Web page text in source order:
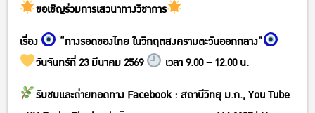
ขอเชิญร่วมการเสวนาทางวิชาการ
เรื่อง
“ทางรอดของไทย ในวิกฤตสงครามตะวันออกกลาง”
วันจันทร์ที่ 23 มีนาคม 2569
เวลา 9.00 – 12.00 น.
รับชมและถ่ายทอดทาง Facebook : สถานีวิทยุ ม.ก., You Tube